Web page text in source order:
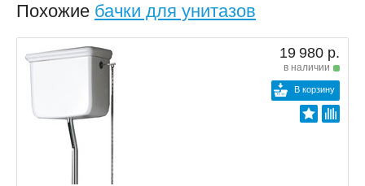
Похожие бачки для унитазов
19 980 р.
в наличии
В корзину